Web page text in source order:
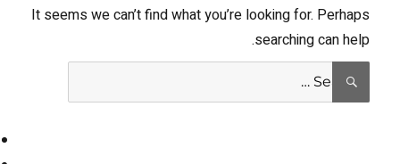
It seems we can’t find what you’re looking for. Perhaps
searching can help.
Search
for:
SEARCH